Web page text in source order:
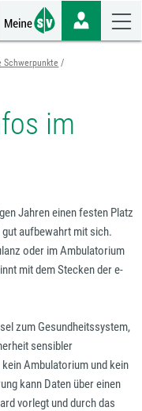
Schwerpunkte
im
Jahren einen festen Platz
aufbewahrt mit sich.
oder im Ambulatorium
mit dem Stecken der e-
zum Gesundheitssystem,
sensibler
Ambulatorium und kein
kann Daten über einen
vorlegt und durch das